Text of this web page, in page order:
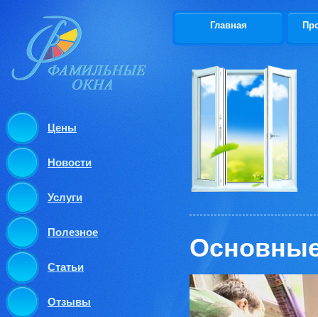
Главная
Цены
Новости
Услуги
Полезное
Статьи
Отзывы